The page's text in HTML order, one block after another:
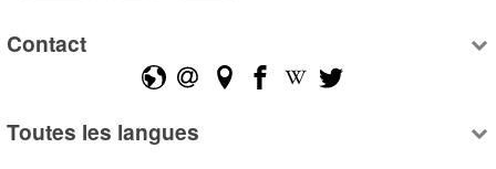
Contact
Toutes les langues